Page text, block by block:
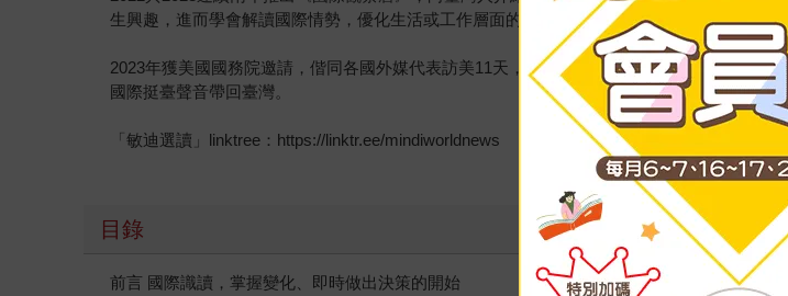
生興趣，進而學會解讀國際情勢，優化生活或工作層面的決策品質。
2023年獲美國國務院邀請，偕同各國外媒代表訪美11天，旅程中體悟到國際間對臺灣有著
國際挺臺聲音帶回臺灣。
「敏迪選讀」linktree：https://linktr.ee/mindiworldnews
目錄
前言 國際識讀，掌握變化、即時做出決策的開始